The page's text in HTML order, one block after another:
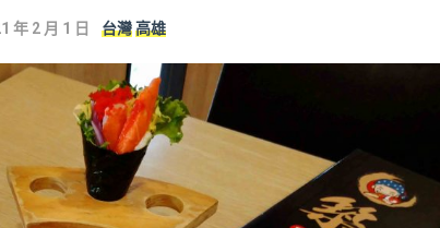
年 2 月 1 日 台灣高雄